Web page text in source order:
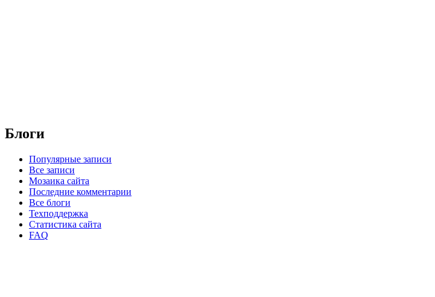
Блоги
Популярные записи
Все записи
Мозаика сайта
Последние комментарии
Все блоги
Техподдержка
Статистика сайта
FAQ